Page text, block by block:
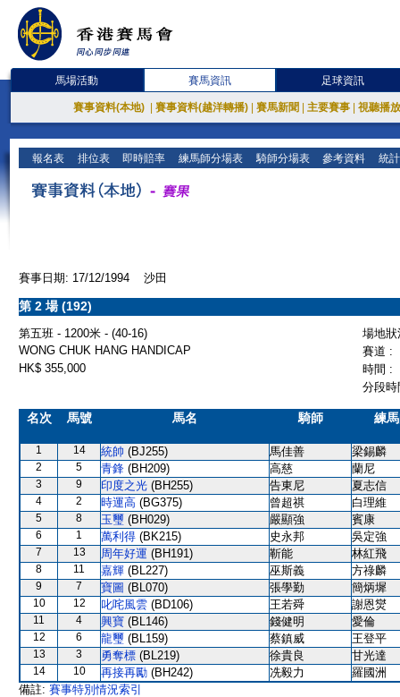
馬場活動 賽馬資訊 足球資訊
賽事資料(本地) 賽事資料(越洋轉播) 賽馬新聞 主要賽事 視聽播
報名表 排位表 即時賠率 練馬師分場表 騎師分場表 參考資料 統
賽事日期: 17/12/1994 沙田
第 2 場 (192)
第五班 - 1200米 - (40-16)
場地
WONG CHUK HANG HANDICAP
賽道 :
HK$ 355,000
時間 :
分段
名次 馬號 馬名 騎師 練
1 14 統帥 (BJ255) 馬佳善 梁錫麟
2 5 青鋒 (BH209) 高慈 蘭尼
3 9 印度之光 (BH255) 告東尼 夏志信
4 2 時運高 (BG375) 曾超祺 白理維
5 8 玉璽 (BH029) 嚴顯強 賓康
6 1 萬利得 (BK215) 史永邦 吳定強
7 13 周年好運 (BH191) 靳能 林紅飛
8 11 嘉輝 (BL227) 巫斯義 方祿麟
9 7 寶圖 (BL070) 張學勤 簡炳墀
10 12 叱咤風雲 (BD106) 王若舜 謝恩爕
11 4 興寶 (BL146) 錢健明 愛倫
12 6 龍璽 (BL159) 蔡鎮威 王登平
13 3 勇奪標 (BL219) 徐貴良 甘光達
14 10 再接再勵 (BH242) 冼毅力
羅國洲
備註: 賽事特別情況索引